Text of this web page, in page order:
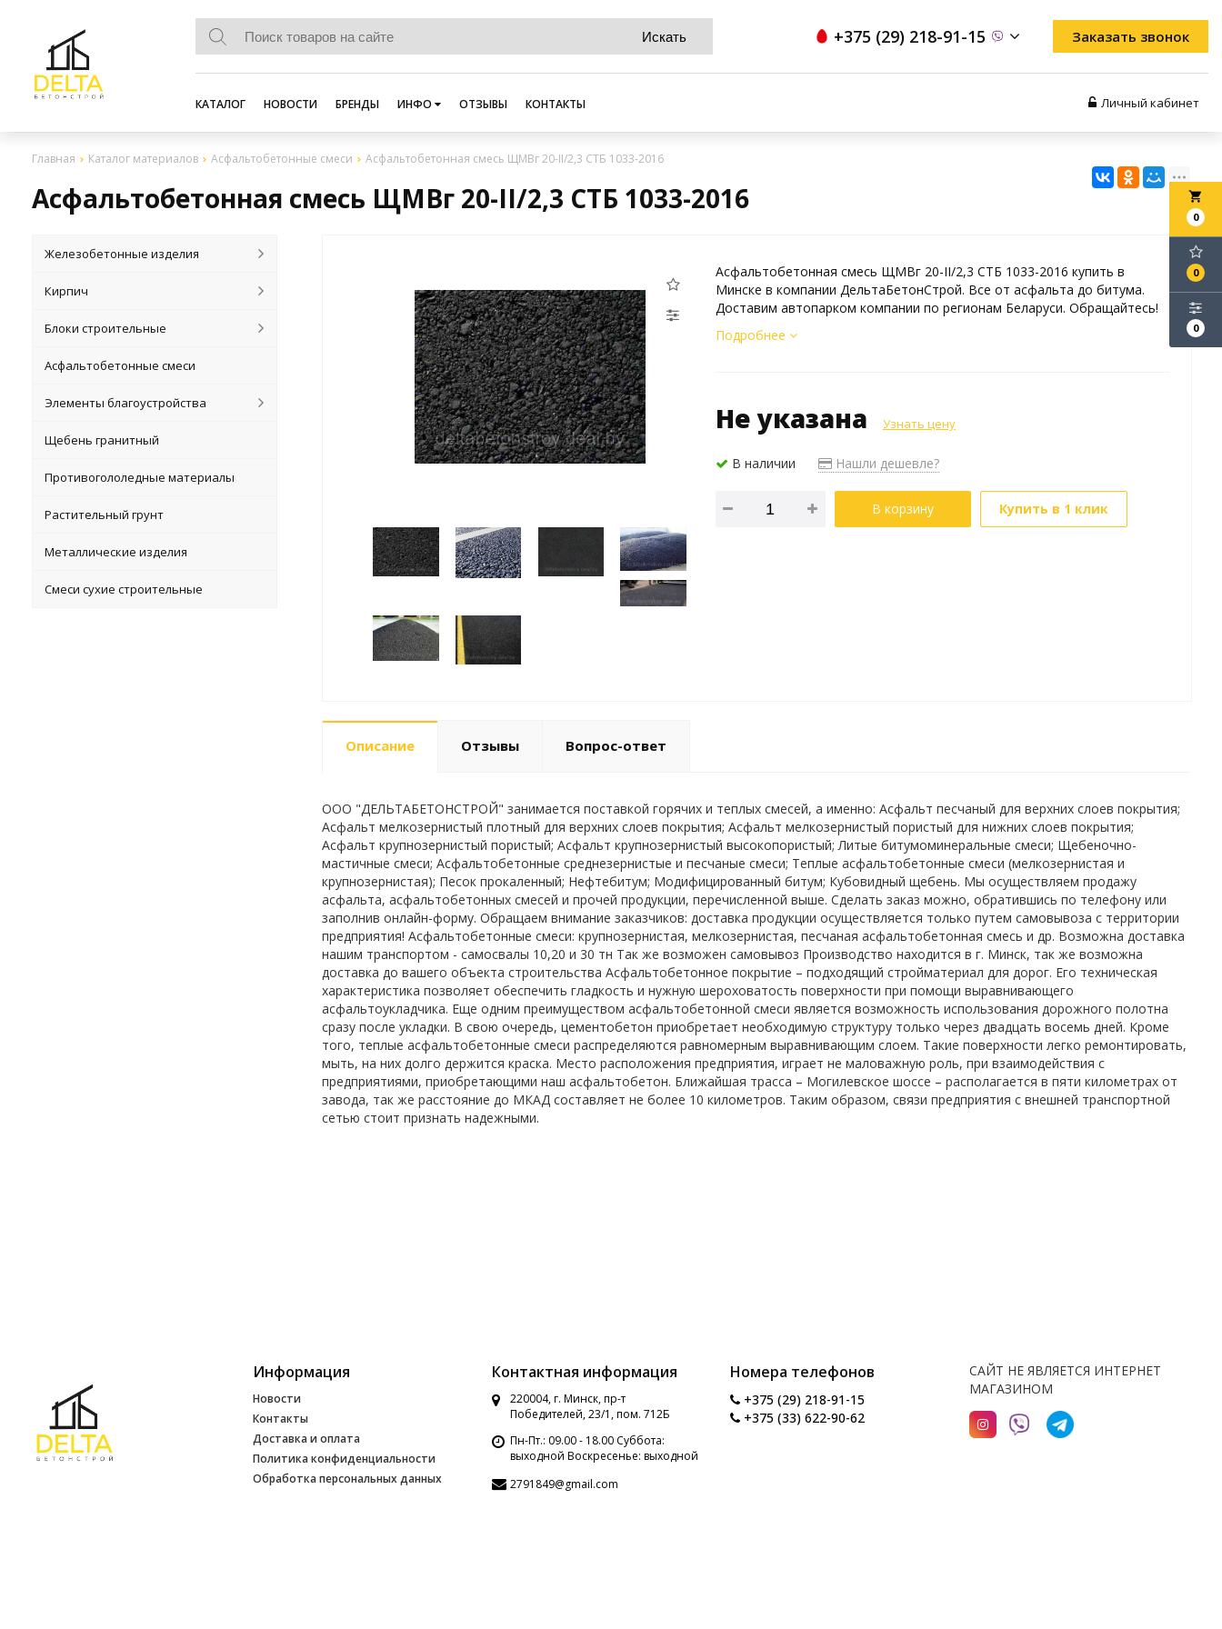
+375 (29) 218-91-15 Заказать звонок
КАТАЛОГ НОВОСТИ БРЕНДЫ ИНФО ОТЗЫВЫ КОНТАКТЫ Личный кабинет
Главная Каталог материалов Асфальтобетонные смеси Асфальтобетонная смесь ЩМВг 20-II/2,3 СТБ 1033-2016
Асфальтобетонная смесь ЩМВг 20-II/2,3 СТБ 1033-2016 local_grocery_store
0
0
0
Железобетонные изделия
Кирпич
Блоки строительные
Асфальтобетонные смеси
Элементы благоустройства
Щебень гранитный
Противогололедные материалы
Растительный грунт
Металлические изделия
Смеси сухие строительные
Асфальтобетонная смесь ЩМВг 20-II/2,3 СТБ 1033-2016 купить в
Минске в компании ДельтаБетонСтрой. Все от асфальта до битума.
Доставим автопарком компании по регионам Беларуси. Обращайтесь!
Подробнее
Не указана Узнать цену
В наличии Нашли дешевле?
В корзину Купить в 1 клик
Описание Отзывы Вопрос-ответ
ООО "ДЕЛЬТАБЕТОНСТРОЙ" занимается поставкой горячих и теплых смесей, а именно: Асфальт песчаный для верхних слоев покрытия;
Асфальт мелкозернистый плотный для верхних слоев покрытия; Асфальт мелкозернистый пористый для нижних слоев покрытия;
Асфальт крупнозернистый пористый; Асфальт крупнозернистый высокопористый; Литые битумоминеральные смеси; Щебеночно-
мастичные смеси; Асфальтобетонные среднезернистые и песчаные смеси; Теплые асфальтобетонные смеси (мелкозернистая и
крупнозернистая); Песок прокаленный; Нефтебитум; Модифицированный битум; Кубовидный щебень. Мы осуществляем продажу
асфальта, асфальтобетонных смесей и прочей продукции, перечисленной выше. Сделать заказ можно, обратившись по телефону или
заполнив онлайн-форму. Обращаем внимание заказчиков: доставка продукции осуществляется только путем самовывоза с территории
предприятия! Асфальтобетонные смеси: крупнозернистая, мелкозернистая, песчаная асфальтобетонная смесь и др. Возможна доставка
нашим транспортом - самосвалы 10,20 и 30 тн Так же возможен самовывоз Производство находится в г. Минск, так же возможна
доставка до вашего объекта строительства Асфальтобетонное покрытие – подходящий стройматериал для дорог. Его техническая
характеристика позволяет обеспечить гладкость и нужную шероховатость поверхности при помощи выравнивающего
асфальтоукладчика. Еще одним преимуществом асфальтобетонной смеси является возможность использования дорожного полотна
сразу после укладки. В свою очередь, цементобетон приобретает необходимую структуру только через двадцать восемь дней. Кроме
того, теплые асфальтобетонные смеси распределяются равномерным выравнивающим слоем. Такие поверхности легко ремонтировать,
мыть, на них долго держится краска. Место расположения предприятия, играет не маловажную роль, при взаимодействия с
предприятиями, приобретающими наш асфальтобетон. Ближайшая трасса – Могилевское шоссе – располагается в пяти километрах от
завода, так же расстояние до МКАД составляет не более 10 километров. Таким образом, связи предприятия с внешней транспортной
сетью стоит признать надежными.
Информация
Новости
Контакты
Доставка и оплата
Политика конфиденциальности
Обработка персональных данных
Контактная информация
220004, г. Минск, пр-т
Победителей, 23/1, пом. 712Б
Пн-Пт.: 09.00 - 18.00 Суббота:
выходной Воскресенье: выходной
2791849@gmail.com
Номера телефонов
+375 (29) 218-91-15
+375 (33) 622-90-62
САЙТ НЕ ЯВЛЯЕТСЯ ИНТЕРНЕТ
МАГАЗИНОМ